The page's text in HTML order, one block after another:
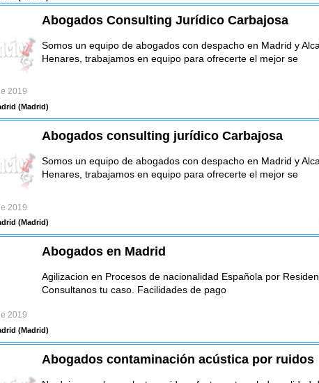
Abogados Consulting Jurídico Carbajosa
Somos un equipo de abogados con despacho en Madrid y
Henares, trabajamos en equipo para ofrecerte el mejor se
2019
(Madrid)
Abogados consulting jurídico Carbajosa
Somos un equipo de abogados con despacho en Madrid y
Henares, trabajamos en equipo para ofrecerte el mejor se
2019
(Madrid)
Abogados en Madrid
Agilizacion en Procesos de nacionalidad Española por
Consultanos tu caso. Facilidades de pago
2019
(Madrid)
Abogados contaminación acústica por ruidos